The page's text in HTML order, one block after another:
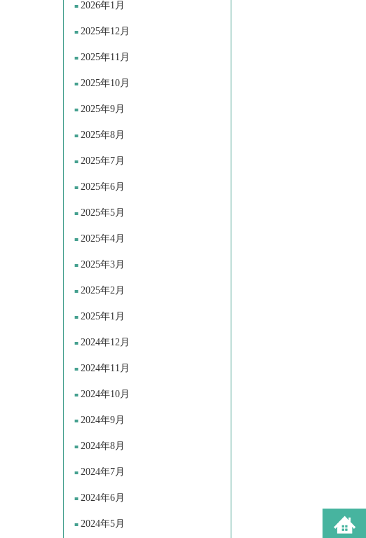
2026年1月
2025年12月
2025年11月
2025年10月
2025年9月
2025年8月
2025年7月
2025年6月
2025年5月
2025年4月
2025年3月
2025年2月
2025年1月
2024年12月
2024年11月
2024年10月
2024年9月
2024年8月
2024年7月
2024年6月
2024年5月